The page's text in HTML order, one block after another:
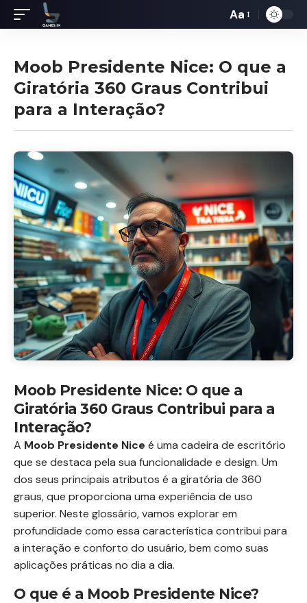
fontes
Aa
Moob Presidente Nice: O que a
Giratória 360 Graus Contribui
para a Interação?
Moob Presidente Nice: O que a
Giratória 360 Graus Contribui para a
Interação?
A Moob Presidente Nice é uma cadeira de escritório
que se destaca pela sua funcionalidade e design. Um
dos seus principais atributos é a giratória de 360
graus, que proporciona uma experiência de uso
superior. Neste glossário, vamos explorar em
profundidade como essa característica contribui para
a interação e conforto do usuário, bem como suas
aplicações práticas no dia a dia.
O que é a Moob Presidente Nice?